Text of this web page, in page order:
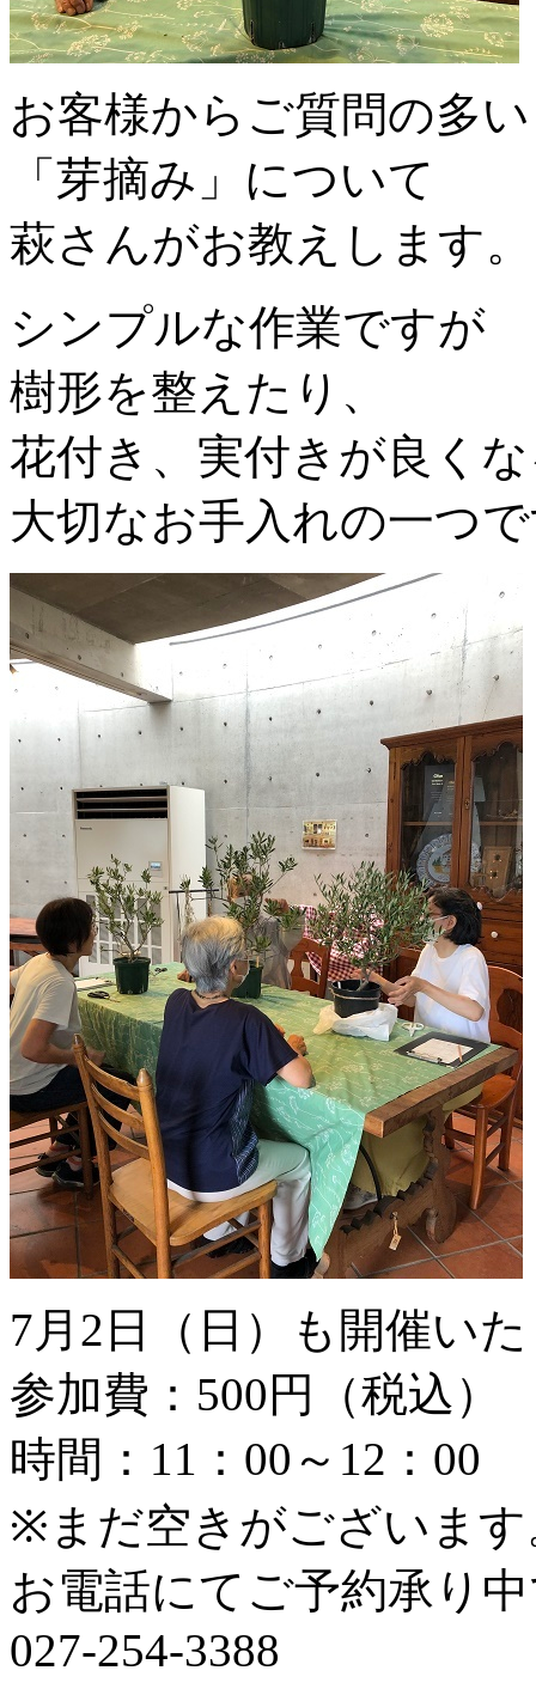
お客様からご質問の多い
「芽摘み」について
萩さんがお教えします。
シンプルな作業ですが
樹形を整えたり、
花付き、実付きが良く
大切なお手入れの一つ
7月2日（日）も開催い
参加費：500円（税込）
時間：11：00～12：00
※まだ空きがございます
お電話にてご予約承り
027-254-3388